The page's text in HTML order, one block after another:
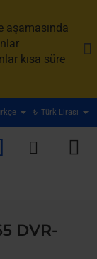
aşamasında
kısa süre
₺ Türk Lirası
DVR-